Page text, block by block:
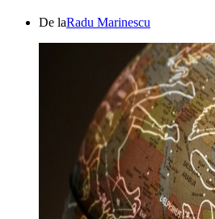
De laRadu Marinescu